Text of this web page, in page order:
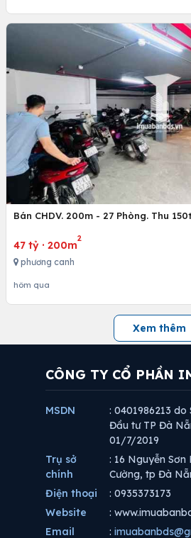
Bán CHDV. 200m - 27 Phòng. Thu
47 tỷ · 200m
2
phương canh
hôm qua
Xem thêm
CÔNG TY CỔ PHẦN
MSDN
: 0401986213
Đầu tư TP Đà
01/7/2019
Trụ sở
chính
: 16 Nguyễn
Cường, tp Đà
Điện thoại
: 0935373173
Website
:
Email
: